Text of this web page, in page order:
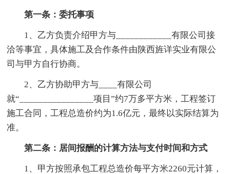
第一条：委托事项
1、乙方负责介绍甲方与____________有限公司接
洽等事宜，具体施工及合作条件由陕西旌详实业有限公
司与甲方自行协商。
2、乙方协助甲方与____有限公司
就“________________项目”约7万多平方米，工程签订
施工合同，工程总造价约为1.6亿元，最终以实际结算为
准。
第二条：居间报酬的计算方法与支付时间和方式
1、甲方按照承包工程总造价每平方米2260元计算，